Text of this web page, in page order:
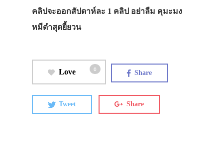
คลิปจะออกสัปดาห์ละ 1 คลิป อย่าลืม คุมะมง
หมีดำสุดยี้ยวน
Love 0 Share
Tweet Share